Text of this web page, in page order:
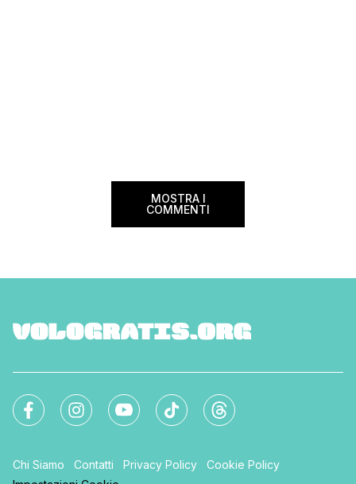
MOSTRA I
COMMENTI
Chi Siamo Contatti Privacy Policy
Cookie Policy